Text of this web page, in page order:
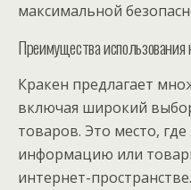
максимальной
Преимущества использования
Кракен предлагает
включая широкий
товаров. Это место,
информацию или
интернет-